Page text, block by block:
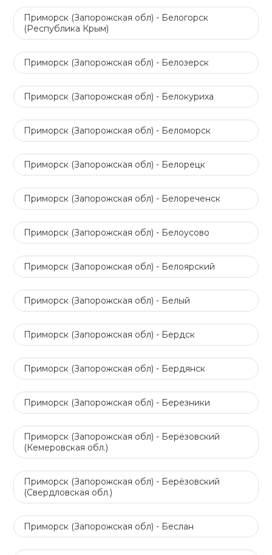
Приморск (Запорожская обл) - Белогорск
(Республика Крым)
Приморск (Запорожская обл) - Белозерск
Приморск (Запорожская обл) - Белокуриха
Приморск (Запорожская обл) - Беломорск
Приморск (Запорожская обл) - Белорецк
Приморск (Запорожская обл) - Белореченск
Приморск (Запорожская обл) - Белоусово
Приморск (Запорожская обл) - Белоярский
Приморск (Запорожская обл) - Белый
Приморск (Запорожская обл) - Бердск
Приморск (Запорожская обл) - Бердянск
Приморск (Запорожская обл) - Березники
Приморск (Запорожская обл) - Берёзовский
(Кемеровская обл.)
Приморск (Запорожская обл) - Берёзовский
(Свердловская обл.)
Приморск (Запорожская обл) - Беслан